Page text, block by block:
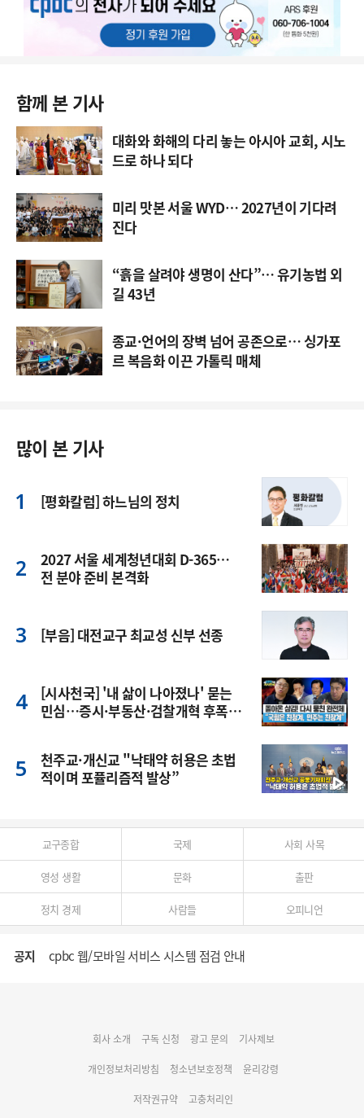
함께 본 기사
대화와 화해의 다리 놓는 아시아 교회, 시노
드로 하나 되다
미리 맛본 서울 WYD… 2027년이 기다려
진다
“흙을 살려야 생명이 산다”… 유기농법 외
길 43년
종교·언어의 장벽 넘어 공존으로… 싱가포
르 복음화 이끈 가톨릭 매체
많이 본 기사
[평화칼럼] 하느님의 정치
2027 서울 세계청년대회 D-365…
전 분야 준비 본격화
[부음] 대전교구 최교성 신부 선종
[시사천국] '내 삶이 나아졌나' 묻는
민심…증시·부동산·검찰개혁 후폭
천주교·개신교 "낙태약 허용은 초법
적이며 포퓰리즘적 발상”
교구종합 국제 사회 사목
영성 생활 문화 출판
정치 경제 사람들 오피니언
공지 cpbc 웹/모바일 서비스 시스템 점검 안내
명동 미디어큐브 & 1898 미디어월 공모전 수상작 발표
회사 소개 구독 신청 광고 문의 기사제보
개인정보처리방침 청소년보호정책 윤리강령
저작권규약 고충처리인